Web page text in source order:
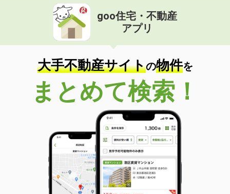
goo住宅・不動産
アプリ
大手不動産サイトの物件を
まとめて検索！